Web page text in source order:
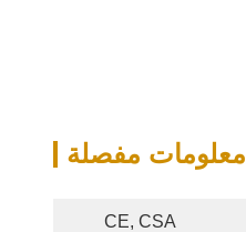
معلومات مفصلة
CE, CSA